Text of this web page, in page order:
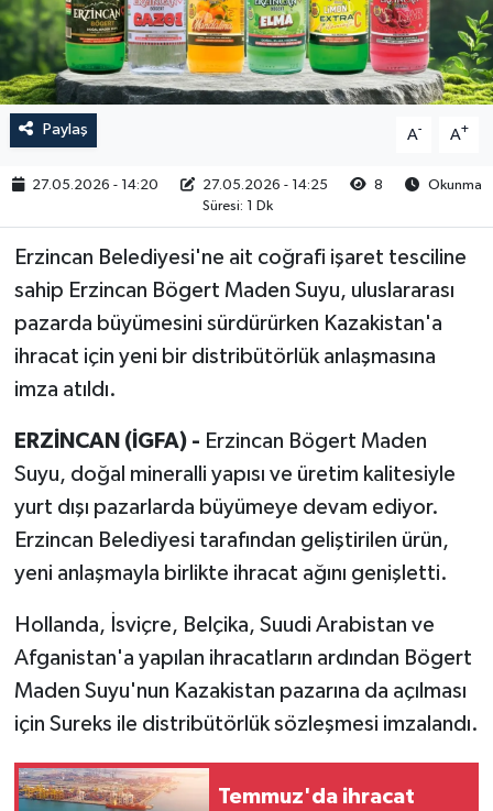
Paylaş A- A+
27.05.2026 - 14:20 27.05.2026 - 14:25 8
Okunma
Süresi: 1 Dk
Erzincan Belediyesi'ne ait coğrafi işaret tesciline
sahip Erzincan Bögert Maden Suyu, uluslararası
pazarda büyümesini sürdürürken Kazakistan'a
ihracat için yeni bir distribütörlük anlaşmasına
imza atıldı.
ERZİNCAN (İGFA) - Erzincan Bögert Maden
Suyu, doğal mineralli yapısı ve üretim kalitesiyle
yurt dışı pazarlarda büyümeye devam ediyor.
Erzincan Belediyesi tarafından geliştirilen ürün,
yeni anlaşmayla birlikte ihracat ağını genişletti.
Hollanda, İsviçre, Belçika, Suudi Arabistan ve
Afganistan'a yapılan ihracatların ardından Bögert
Maden Suyu'nun Kazakistan pazarına da açılması
için Sureks ile distribütörlük sözleşmesi imzalandı.
Temmuz'da ihracat
RESMİ İLAN